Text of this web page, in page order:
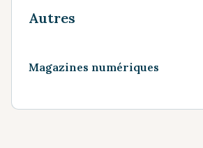
Autres
Magazines numériques